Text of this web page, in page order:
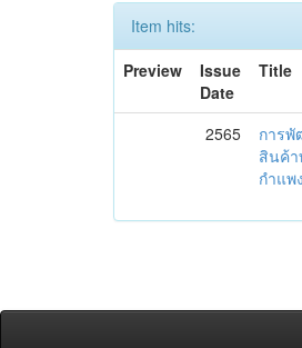
Item hits:
Preview
Issue
Date
Title
2565
การ
สินค้า
กำแพ